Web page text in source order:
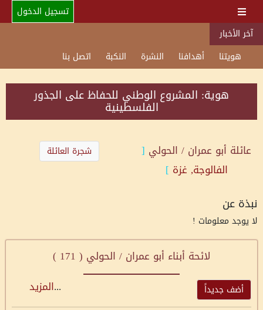
تسجيل الدخول
آخر الأخبار
هويتنا
أهدافنا النشرة النكبة اتصل بنا
هوية: المشروع الوطني للحفاظ على الجذور
الفلسطينية
عائلة أبو عمران / الحولي [
الفالوجة, غزة ]
شجرة العائلة
نبذة عن
لا يوجد معلومات !
لائحة أبناء أبو عمران / الحولي ( 171
)
أضف جديداً ...المزيد